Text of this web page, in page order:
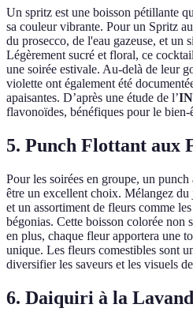
Un spritz est une boisson pétillante
sa couleur vibrante. Pour un Spritz
du prosecco, de l'eau gazeuse, et un
Légèrement sucré et floral, ce
une soirée estivale. Au-delà de leur
violette ont également été
apaisantes. D’après une étude de l’
flavonoïdes, bénéfiques pour le bien-
5. Punch Flottant aux
Pour les soirées en groupe, un
être un excellent choix. Mélangez
et un assortiment de fleurs comme
bégonias. Cette boisson colorée non
en plus, chaque fleur apportera une
unique. Les fleurs comestibles sont
diversifier les saveurs et les visuels
6. Daiquiri à la